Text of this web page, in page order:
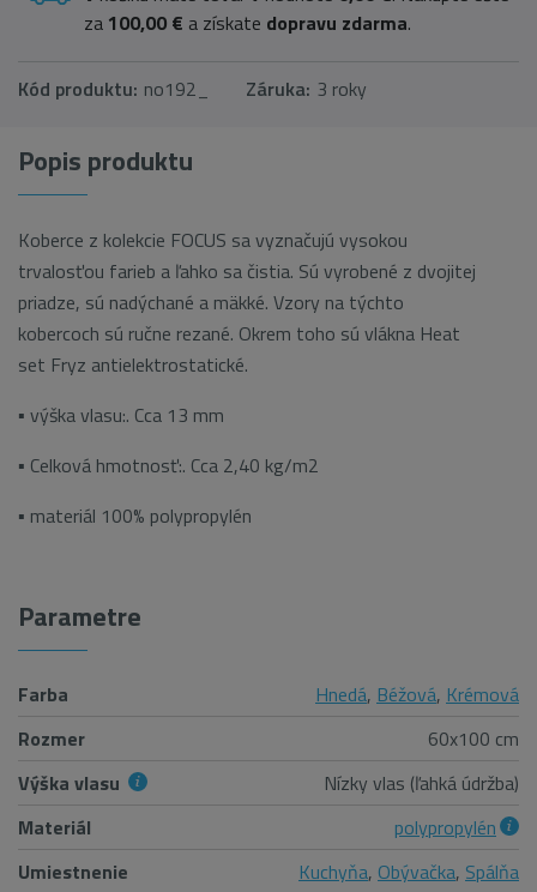
za 100,00 € a získate dopravu zdarma.
Kód produktu: no192_ Záruka: 3 roky
Popis produktu
Koberce z kolekcie FOCUS sa vyznačujú vysokou
trvalosťou farieb a ľahko sa čistia. Sú vyrobené z dvojitej
priadze, sú nadýchané a mäkké. Vzory na týchto
kobercoch sú ručne rezané. Okrem toho sú vlákna Heat
set Fryz antielektrostatické.
▪ výška vlasu:. Cca 13 mm
▪ Celková hmotnosť:. Cca 2,40 kg/m2
▪ materiál 100% polypropylén
Parametre
Farba Hnedá, Béžová, Krémová
Rozmer
60x100 cm
Výška vlasu
Nízky vlas (ľahká údržba)
Materiál
polypropylén
Umiestnenie
Kuchyňa, Obývačka, Spálňa